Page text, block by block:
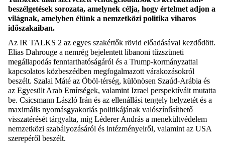
beszélgetések sorozata, amelynek célja, hogy értelmet adjon a
világnak, amelyben élünk a nemzetközi politika viharos
időszakaiban.
Az IR TALKS 2 az egyes szakértők rövid előadásával kezdődött.
Elias Dahrouge a nemrég bejelentett libanoni tűzszüneti
megállapodás fenntarthatóságáról és a Trump-kormányzattal
kapcsolatos közbeszédben megfogalmazott várakozásokról
beszélt. Szalai Máté az Öböl-térség, különösen Szaúd-Arábia és
az Egyesült Arab Emírségek, valamint Izrael perspektíváit mutatta
be. Csicsmann László Irán és az ellenállási tengely helyzetét és a
maximális nyomásgyakorlás politikájának valószínűsíthető
visszatérését tárgyalta, míg Léderer András a menekültvédelem
nemzetközi szabályozásáról és intézményeiről, valamint az USA
szerepéről beszélt.